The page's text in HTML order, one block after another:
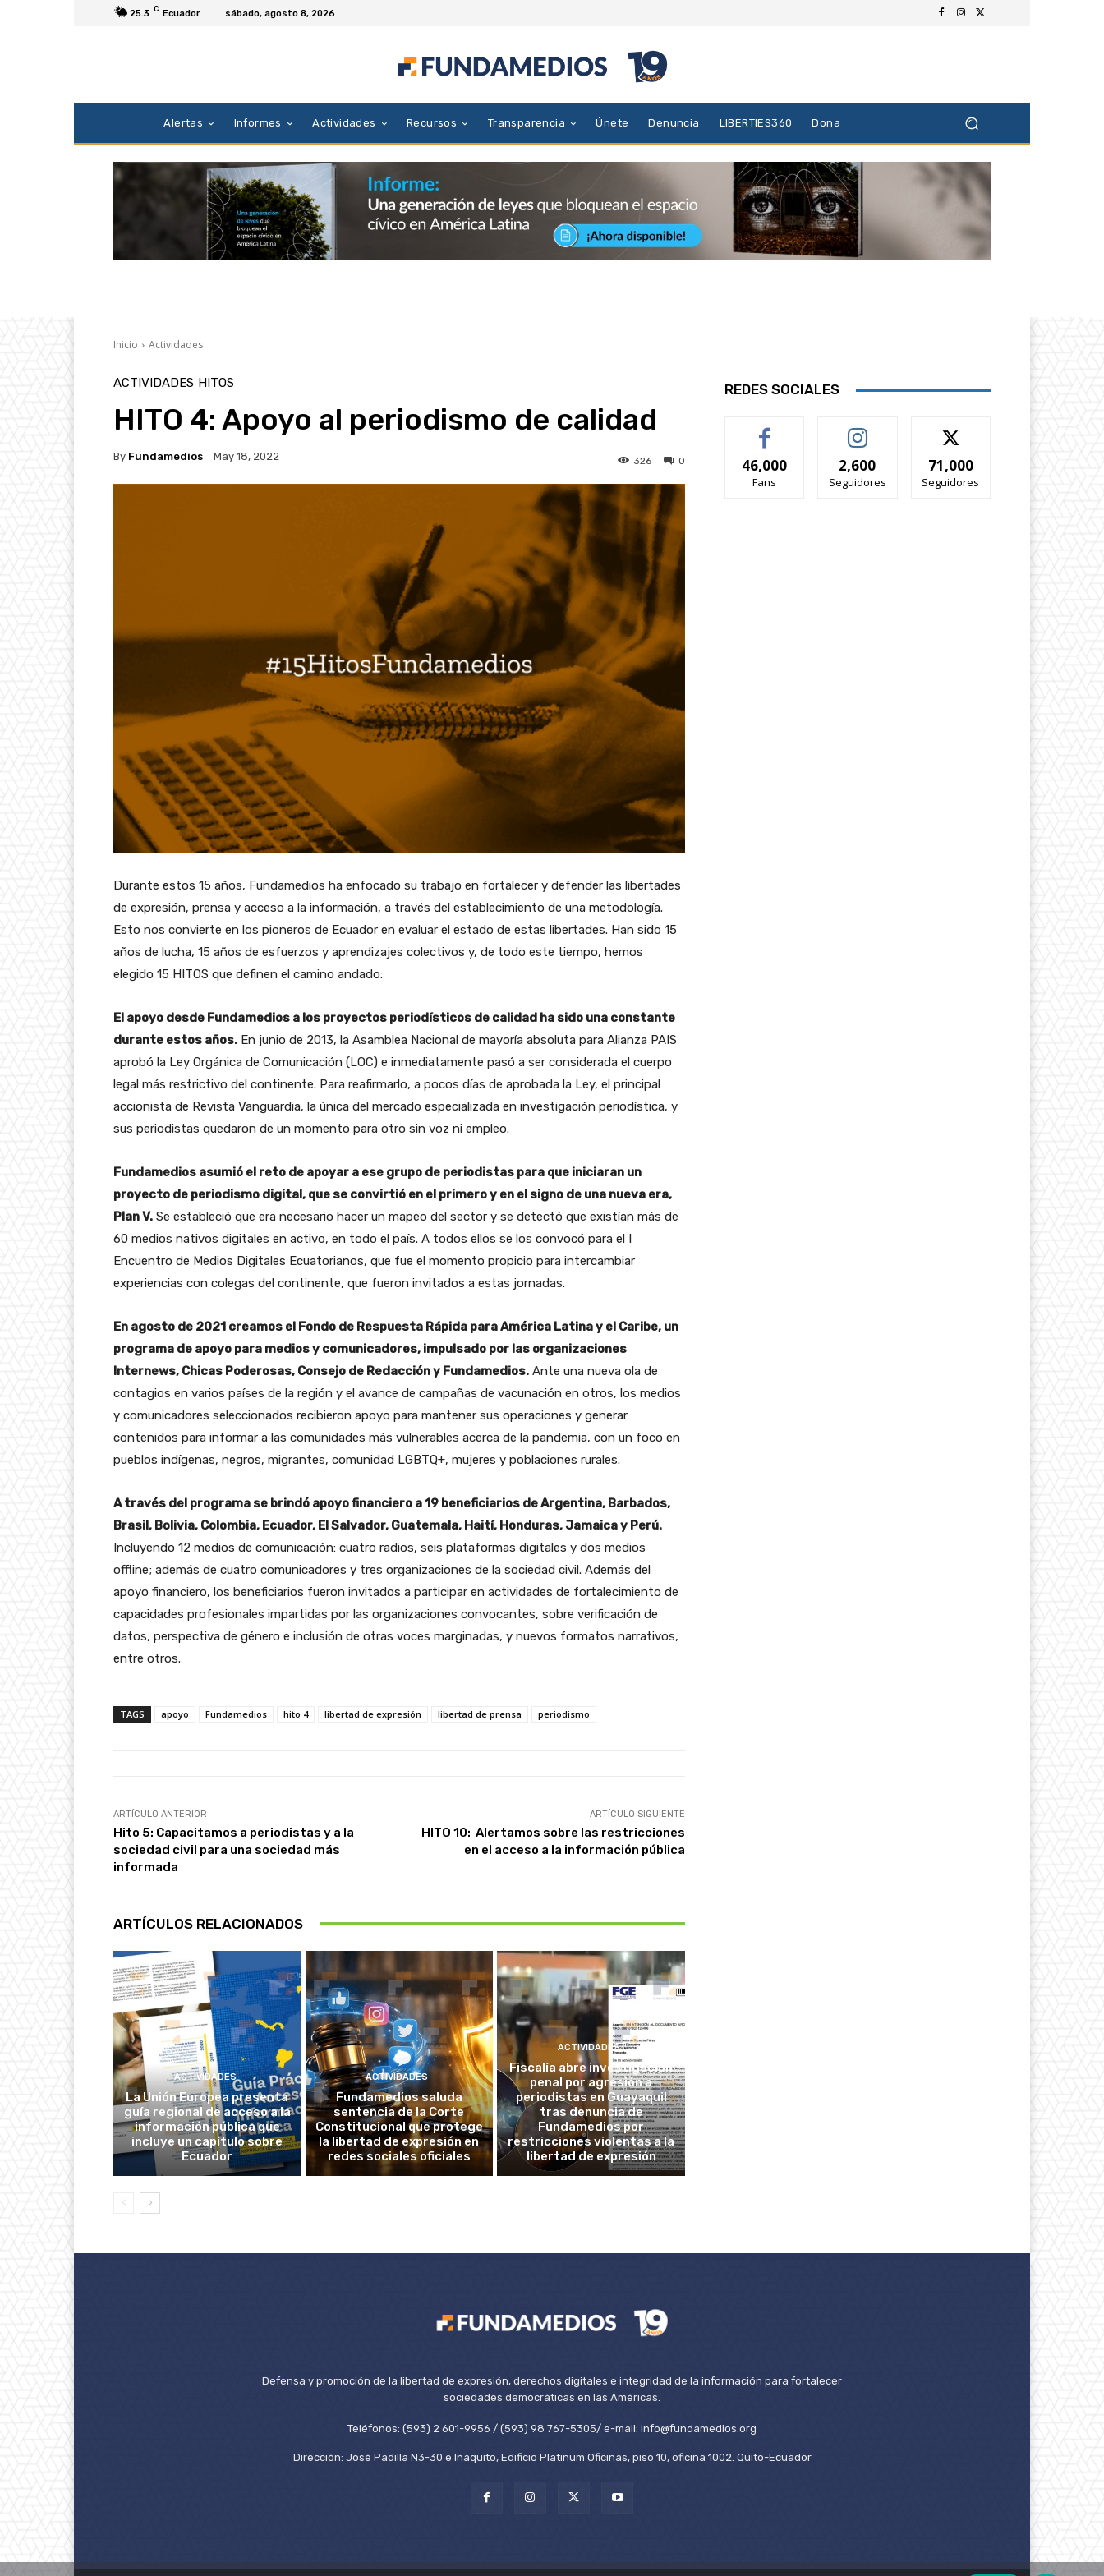
25.3 C Ecuador sábado, agosto 8, 2026
Alertas Informes Actividades Recursos Transparencia Únete Denuncia LIBERTIES360 Dona
Inicio Actividades
ACTIVIDADES HITOS
HITO 4: Apoyo al periodismo de calidad
By Fundamedios May 18, 2022 0
326
Durante estos 15 años, Fundamedios ha enfocado su trabajo en fortalecer y defender las libertades
de expresión, prensa y acceso a la información, a través del establecimiento de una metodología.
Esto nos convierte en los pioneros de Ecuador en evaluar el estado de estas libertades. Han sido 15
años de lucha, 15 años de esfuerzos y aprendizajes colectivos y, de todo este tiempo, hemos
elegido 15 HITOS que definen el camino andado:
El apoyo desde Fundamedios a los proyectos periodísticos de calidad ha sido una constante
durante estos años. En junio de 2013, la Asamblea Nacional de mayoría absoluta para Alianza PAIS
aprobó la Ley Orgánica de Comunicación (LOC) e inmediatamente pasó a ser considerada el cuerpo
legal más restrictivo del continente. Para reafirmarlo, a pocos días de aprobada la Ley, el principal
accionista de Revista Vanguardia, la única del mercado especializada en investigación periodística, y
sus periodistas quedaron de un momento para otro sin voz ni empleo.
Fundamedios asumió el reto de apoyar a ese grupo de periodistas para que iniciaran un
proyecto de periodismo digital, que se convirtió en el primero y en el signo de una nueva era,
Plan V. Se estableció que era necesario hacer un mapeo del sector y se detectó que existían más de
60 medios nativos digitales en activo, en todo el país. A todos ellos se los convocó para el I
Encuentro de Medios Digitales Ecuatorianos, que fue el momento propicio para intercambiar
experiencias con colegas del continente, que fueron invitados a estas jornadas.
En agosto de 2021 creamos el Fondo de Respuesta Rápida para América Latina y el Caribe, un
programa de apoyo para medios y comunicadores, impulsado por las organizaciones
Internews, Chicas Poderosas, Consejo de Redacción y Fundamedios. Ante una nueva ola de
contagios en varios países de la región y el avance de campañas de vacunación en otros, los medios
y comunicadores seleccionados recibieron apoyo para mantener sus operaciones y generar
contenidos para informar a las comunidades más vulnerables acerca de la pandemia, con un foco en
pueblos indígenas, negros, migrantes, comunidad LGBTQ+, mujeres y poblaciones rurales.
A través del programa se brindó apoyo financiero a 19 beneficiarios de Argentina, Barbados,
Brasil, Bolivia, Colombia, Ecuador, El Salvador, Guatemala, Haití, Honduras, Jamaica y Perú.
Incluyendo 12 medios de comunicación: cuatro radios, seis plataformas digitales y dos medios
offline; además de cuatro comunicadores y tres organizaciones de la sociedad civil. Además del
apoyo financiero, los beneficiarios fueron invitados a participar en actividades de fortalecimiento de
capacidades profesionales impartidas por las organizaciones convocantes, sobre verificación de
datos, perspectiva de género e inclusión de otras voces marginadas, y nuevos formatos narrativos,
entre otros.
TAGS apoyo Fundamedios hito 4 libertad de expresión libertad de prensa periodismo
ARTÍCULO ANTERIOR
Hito 5: Capacitamos a periodistas y a la
sociedad civil para una sociedad más
informada
ARTÍCULO SIGUIENTE
HITO 10: Alertamos sobre las restricciones
en el acceso a la información pública
ARTÍCULOS RELACIONADOS
ACTIVIDADES
La Unión Europea presenta
guía regional de acceso a la
información pública que
incluye un capítulo sobre
Ecuador
ACTIVIDADES
Fundamedios saluda
sentencia de la Corte
Constitucional que protege
la libertad de expresión en
redes sociales oficiales
ACTIVIDADES
Fiscalía abre investigación
penal por agresión a
periodistas en Guayaquil
tras denuncia de
Fundamedios por
restricciones violentas a la
libertad de expresión
REDES SOCIALES
46,000
Fans
2,600
Seguidores
71,000
Seguidores
Defensa y promoción de la libertad de expresión, derechos digitales e integridad de la información para fortalecer
sociedades democráticas en las Américas.
Teléfonos: (593) 2 601-9956 / (593) 98 767-5305/ e-mail: info@fundamedios.org
Dirección: José Padilla N3-30 e Iñaquito, Edificio Platinum Oficinas, piso 10, oficina 1002. Quito-Ecuador